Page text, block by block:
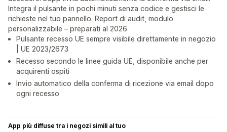
Integra il pulsante in pochi minuti senza codice e gestisci le
richieste nel tuo pannello. Report di audit, modulo
personalizzabile – preparati al 2026
Pulsante recesso UE sempre visibile direttamente in negozio
| UE 2023/2673
Recesso secondo le linee guida UE, disponibile anche per
acquirenti ospiti
Invio automatico della conferma di ricezione via email dopo
ogni recesso
App più diffuse tra i negozi simili al tuo